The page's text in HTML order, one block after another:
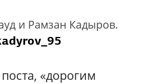
и Рамзан Кадыров.
«дорогим